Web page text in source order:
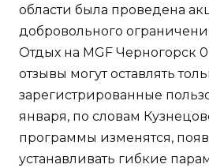
области была проведена
добровольного
Отдых на MGF Черногорск
отзывы могут оставлять
зарегистрированные
января, по словам
программы изменятся,
устанавливать гибкие